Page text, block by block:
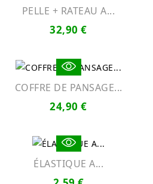
PELLE + RATEAU A...
32,90 €
COFFRE DE PANSAGE...
24,90 €
ÉLASTIQUE A...